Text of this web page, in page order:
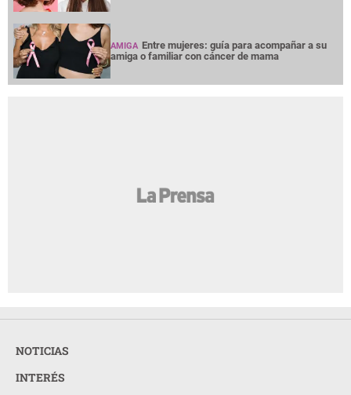
AMIGA Entre mujeres: guía para acompañar a su
amiga o familiar con cáncer de mama
NOTICIAS
INTERÉS